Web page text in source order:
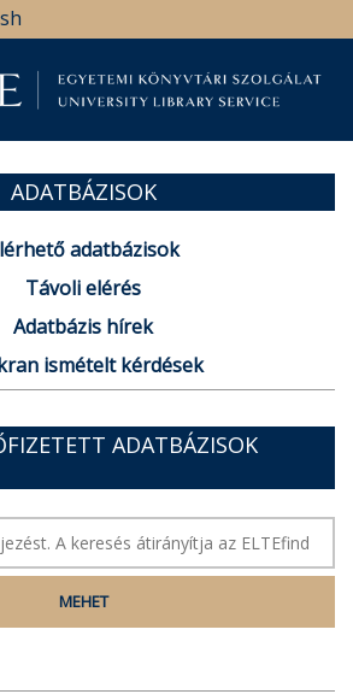
ADATBÁZISOK
adatbázisok
Távoli elérés
Adatbázis hírek
ismételt kérdések
ADATBÁZISOK